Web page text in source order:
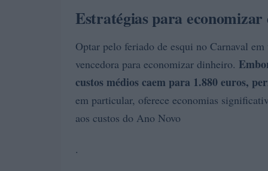
Estratégias para
Optar pelo feriado de esqui no Carnaval
vencedora para economizar dinheiro.
custos médios caem para 1.880 euros,
em particular, oferece economias
aos custos do Ano Novo
.